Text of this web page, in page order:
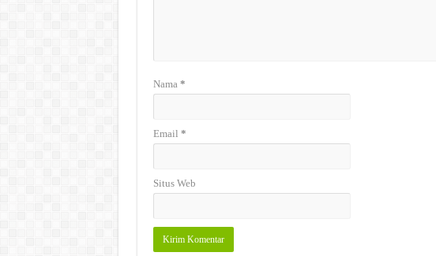
Nama *
Email *
Situs Web